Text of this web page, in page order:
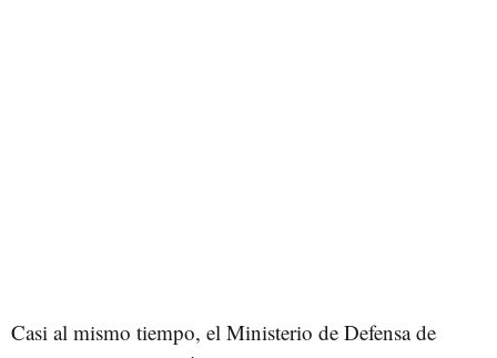
Casi al mismo tiempo, el Ministerio de Defensa de